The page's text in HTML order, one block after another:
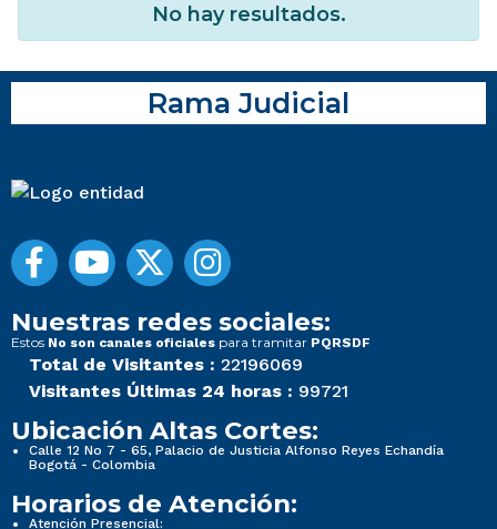
No hay resultados.
Rama Judicial
Nuestras redes sociales:
Estos No son canales oficiales para tramitar PQRSDF
Total de Visitantes : 22196069
Visitantes Últimas 24 horas : 99721
Ubicación Altas Cortes:
Calle 12 No 7 - 65, Palacio de Justicia Alfonso Reyes Echandía
Bogotá - Colombia
Horarios de Atención:
Atención Presencial: